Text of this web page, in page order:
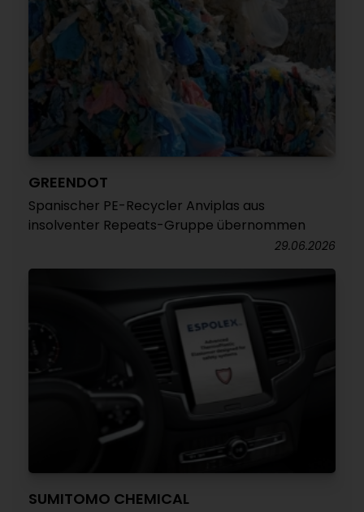
GREENDOT
Spanischer PE-Recycler Anviplas aus
insolventer Repeats-Gruppe übernommen
29.06.2026
SUMITOMO CHEMICAL